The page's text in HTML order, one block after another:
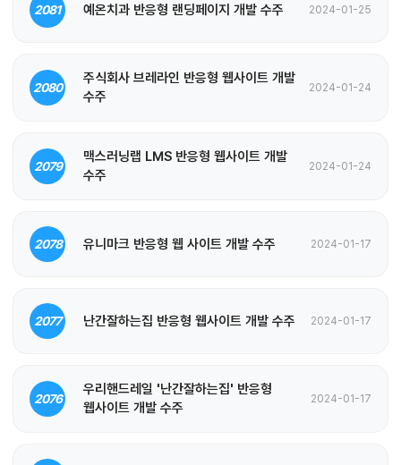
2081 예온치과 반응형 랜딩페이지 개발 수주 2024-01-25
2080
주식회사 브레라인 반응형 웹사이트 개발
수주
2024-01-24
2079
맥스러닝랩 LMS 반응형 웹사이트 개발
수주
2024-01-24
2078 유니마크 반응형 웹 사이트 개발 수주 2024-01-17
2077 난간잘하는집 반응형 웹사이트 개발 수주 2024-01-17
2076
우리핸드레일 '난간잘하는집' 반응형
웹사이트 개발 수주
2024-01-17